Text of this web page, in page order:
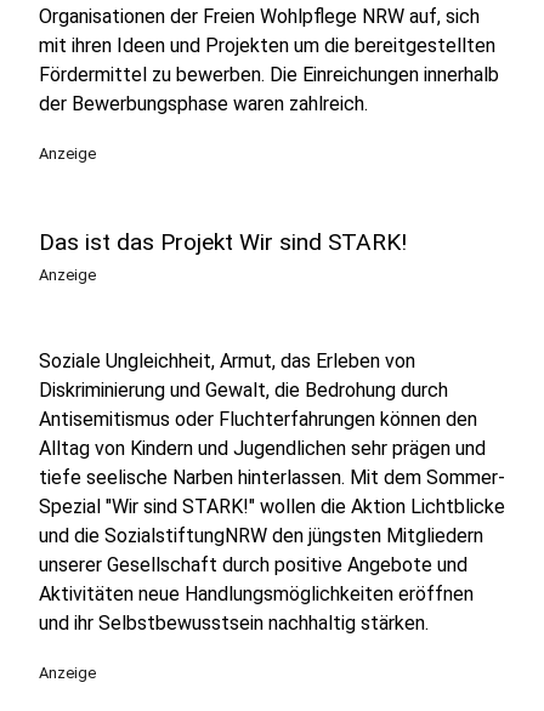
Organisationen der Freien Wohlpflege NRW auf, sich
mit ihren Ideen und Projekten um die bereitgestellten
Fördermittel zu bewerben. Die Einreichungen innerhalb
der Bewerbungsphase waren zahlreich.
Anzeige
Das ist das Projekt Wir sind STARK!
Anzeige
Soziale Ungleichheit, Armut, das Erleben von
Diskriminierung und Gewalt, die Bedrohung durch
Antisemitismus oder Fluchterfahrungen können den
Alltag von Kindern und Jugendlichen sehr prägen und
tiefe seelische Narben hinterlassen. Mit dem Sommer-
Spezial "Wir sind STARK!" wollen die Aktion Lichtblicke
und die SozialstiftungNRW den jüngsten Mitgliedern
unserer Gesellschaft durch positive Angebote und
Aktivitäten neue Handlungsmöglichkeiten eröffnen
und ihr Selbstbewusstsein nachhaltig stärken.
Anzeige